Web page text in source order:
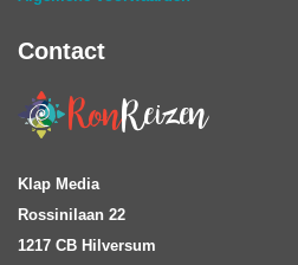
Contact
Klap Media
Rossinilaan 22
1217 CB Hilversum